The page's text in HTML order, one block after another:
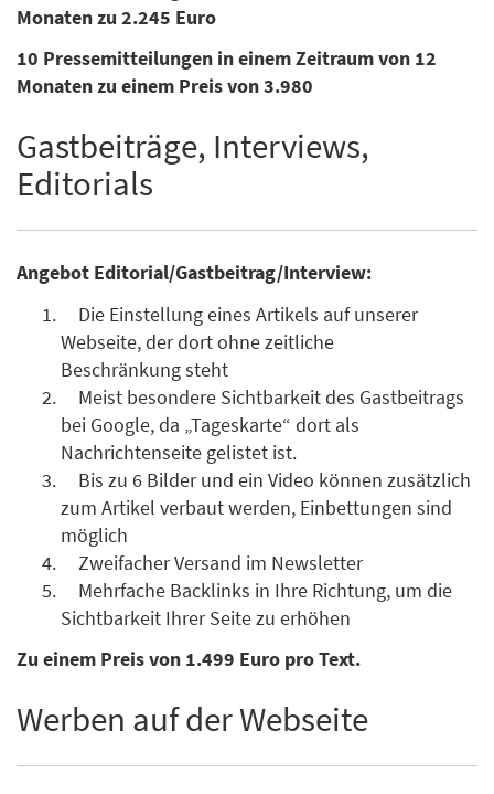
Monaten zu 2.245 Euro
10 Pressemitteilungen in einem Zeitraum von 12
Monaten zu einem Preis von 3.980
Gastbeiträge, Interviews,
Editorials
Angebot Editorial/Gastbeitrag/Interview:
Die Einstellung eines Artikels auf unserer
Webseite, der dort ohne zeitliche
Beschränkung steht
Meist besondere Sichtbarkeit des Gastbeitrags
bei Google, da „Tageskarte“ dort als
Nachrichtenseite gelistet ist.
Bis zu 6 Bilder und ein Video können zusätzlich
zum Artikel verbaut werden, Einbettungen sind
möglich
Zweifacher Versand im Newsletter
Mehrfache Backlinks in Ihre Richtung, um die
Sichtbarkeit Ihrer Seite zu erhöhen
Zu einem Preis von 1.499 Euro pro Text.
Werben auf der Webseite